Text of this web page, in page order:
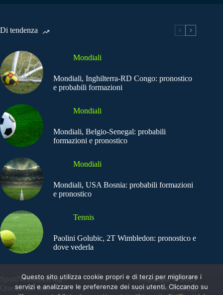
Di tendenza
Mondiali
Mondiali, Inghilterra-RD Congo: pronostico
e probabili formazioni
Mondiali
Mondiali, Belgio-Senegal: probabili
formazioni e pronostico
Mondiali
Mondiali, USA Bosnia: probabili formazioni
e pronostico
Tennis
Paolini Golubic, 2T Wimbledon: pronostico e
dove vederla
SportNews.BetFlag -
Questo sito non
Copyright © 2025
SportNews BetFlag
Questo sito utilizza cookie propri e di terzi per migliorare i
servizi e analizzare le preferenze dei suoi utenti. Cliccando su